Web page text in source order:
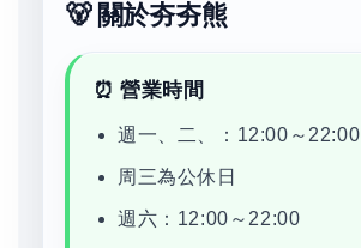
🐻 關於夯夯熊
⏰ 營業時間
週一、二、：12:00～22:00
周三為公休日
週六：12:00～22:00